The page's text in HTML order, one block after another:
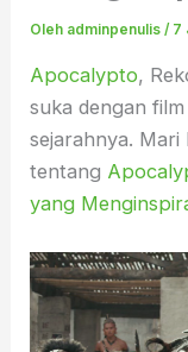
Oleh adminpenulis/ 7
Apocalypto,
suka dengan
sejarahnya. Mari
tentang
yang